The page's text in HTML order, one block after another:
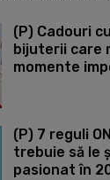
(P) Cadouri
bijuterii care
momente
(P) 7 reguli
trebuie să le
pasionat în